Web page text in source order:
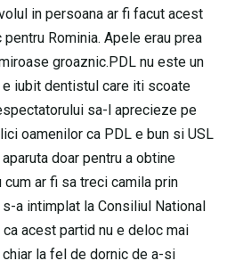
in persoana ar fi facut acest
Rominia. Apele erau prea
groaznic.PDL nu este un
e iubit dentistul care iti scoate
sa-l aprecieze pe
oamenilor ca PDL e bun si USL
doar pentru a obtine
ar fi sa treci camila prin
a intimplat la Consiliul National
acest partid nu e deloc mai
la fel de dornic de a-si